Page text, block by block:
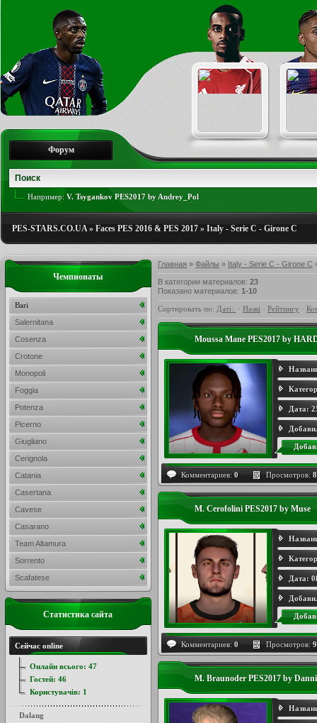
Форум
Например: V. Tsygankov PES2017 by Andrey_Pol
PES-STARS.CO.UA» Faces PES 2016 & PES 2017 » Italy - Serie C - Girone C
Главная » Файлы » Italy - Serie C - Girone C
В категории материалов: 23
Показано материалов: 1-10
Сортировать по: Даті · Назві · Рейтингу ·
Moussa Mane PES2017 by
Дата:
Комментариев: 0 Просмотров:
M. Cerofolini PES2017 by Muse
Дата:
Комментариев: 0 Просмотров:
M. Braunoder PES2017 by Danni
Чемпионаты
Bari
Salernitana
Cosenza
Crotone
Monopoli
Foggia
Potenza
Picerno
Giugliano
Cerignola
Catania
Casertana
Cavese
Casarano
Team Altamura
Sorrento
Scafatese
Статистика сайта
Сейчас online
Онлайн всього: 47
Гостей: 46
Користувачів: 1
Dalang